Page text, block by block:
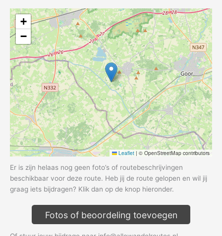
+
−
Leaflet | © OpenStreetMap contributors
Er is zijn helaas nog geen foto’s of routebeschrijvingen
beschikbaar voor deze route. Heb jij de route gelopen en wil jij
graag iets bijdragen? Klik dan op de knop hieronder.
Fotos of beoordeling toevoegen